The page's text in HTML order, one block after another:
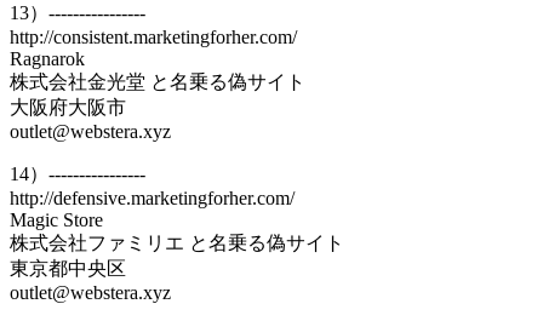
13）----------------
http://consistent.marketingforher.com/
Ragnarok
株式会社金光堂 と名乗る偽サイト
大阪府大阪市
outlet@webstera.xyz
14）----------------
http://defensive.marketingforher.com/
Magic Store
株式会社ファミリエ と名乗る偽サイト
東京都中央区
outlet@webstera.xyz